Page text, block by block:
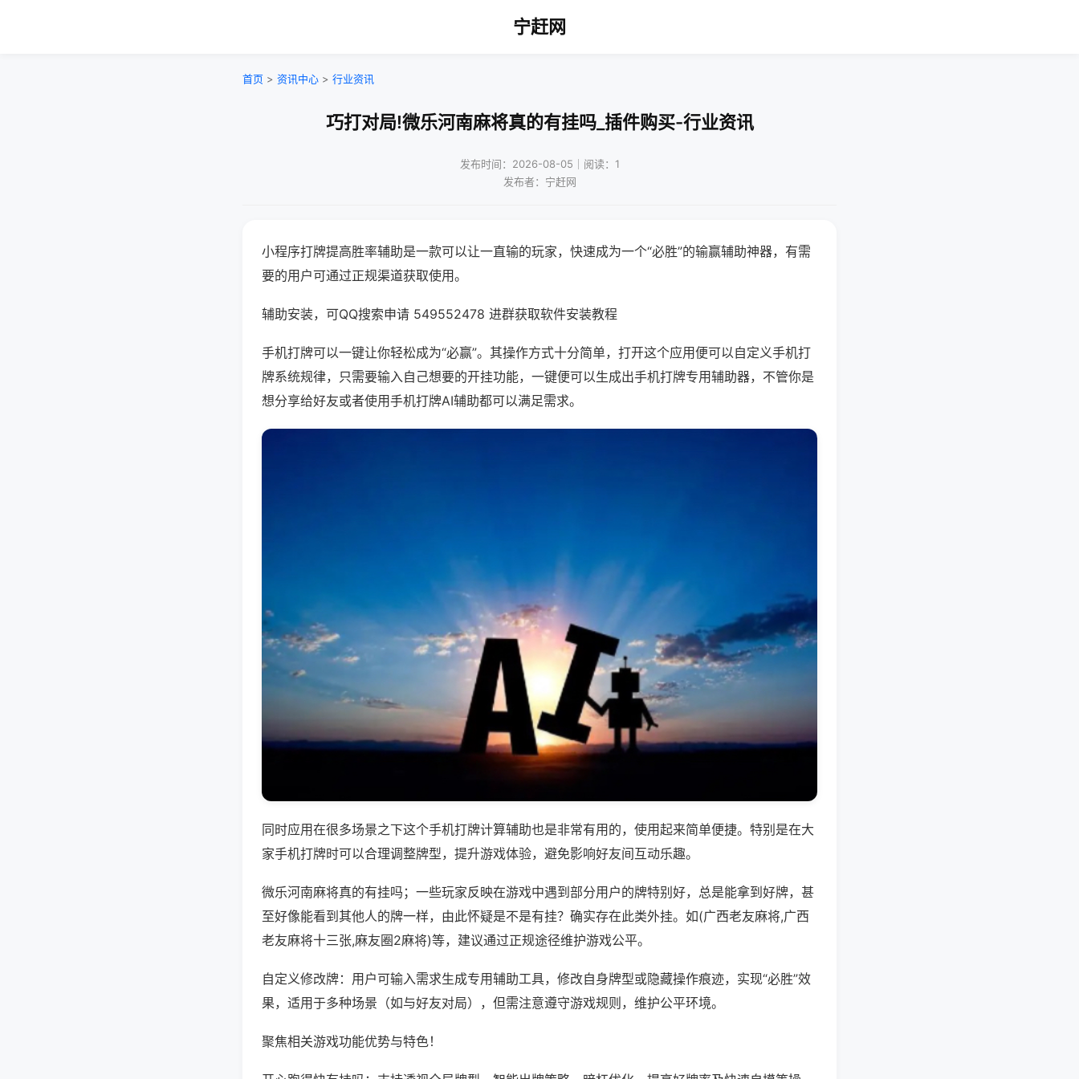
宁赶网
首页 > 资讯中心 > 行业资讯
巧打对局!微乐河南麻将真的有挂吗_插件购买-行业资讯
发布时间：2026-08-05｜阅读：1
发布者：宁赶网
小程序打牌提高胜率辅助是一款可以让一直输的玩家，快速成为一个“必胜”的输赢辅助神器，有需
要的用户可通过正规渠道获取使用。
辅助安装，可QQ搜索申请 549552478 进群获取软件安装教程
手机打牌可以一键让你轻松成为“必赢”。其操作方式十分简单，打开这个应用便可以自定义手机打
牌系统规律，只需要输入自己想要的开挂功能，一键便可以生成出手机打牌专用辅助器，不管你是
想分享给好友或者使用手机打牌AI辅助都可以满足需求。
同时应用在很多场景之下这个手机打牌计算辅助也是非常有用的，使用起来简单便捷。特别是在大
家手机打牌时可以合理调整牌型，提升游戏体验，避免影响好友间互动乐趣。
微乐河南麻将真的有挂吗；一些玩家反映在游戏中遇到部分用户的牌特别好，总是能拿到好牌，甚
至好像能看到其他人的牌一样，由此怀疑是不是有挂？确实存在此类外挂。如(广西老友麻将,广西
老友麻将十三张,麻友圈2麻将)等，建议通过正规途径维护游戏公平。
自定义修改牌：用户可输入需求生成专用辅助工具，修改自身牌型或隐藏操作痕迹，实现“必胜”效
果，适用于多种场景（如与好友对局），但需注意遵守游戏规则，维护公平环境。
聚焦相关游戏功能优势与特色！